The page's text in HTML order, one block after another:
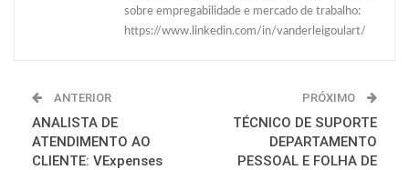
sobre empregabilidade e mercado de trabalho:
https://www.linkedin.com/in/vanderleigoulart/
ANTERIOR
ANALISTA DE
ATENDIMENTO AO
CLIENTE: VExpenses
PRÓXIMO
TÉCNICO DE SUPORTE
DEPARTAMENTO
PESSOAL E FOLHA DE